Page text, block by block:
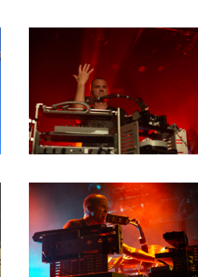
2009
2007
2006
2005
2004
2003
2001
2000
1996
1993
1992